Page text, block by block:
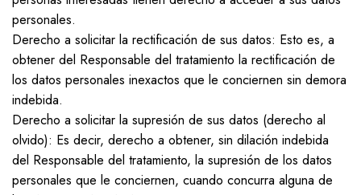
personales.
Derecho a solicitar la rectificación de sus datos: Esto es, a
obtener del Responsable del tratamiento la rectificación de
los datos personales inexactos que le conciernen sin demora
indebida.
Derecho a solicitar la supresión de sus datos (derecho al
olvido): Es decir, derecho a obtener, sin dilación indebida
del Responsable del tratamiento, la supresión de los datos
personales que le conciernen, cuando concurra alguna de